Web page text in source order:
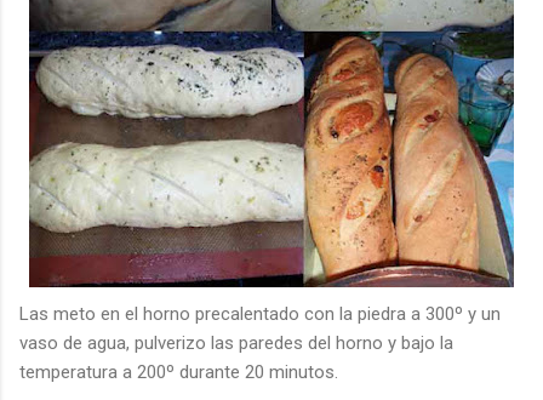
Las meto en el horno precalentado con la piedra a 300º y un
vaso de agua, pulverizo las paredes del horno y bajo la
temperatura a 200º durante 20 minutos.